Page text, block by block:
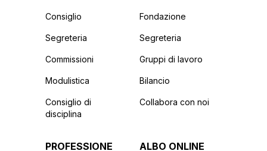
Consiglio
Segreteria
Commissioni
Modulistica
Consiglio di
disciplina
Fondazione
Segreteria
Gruppi di lavoro
Bilancio
Collabora con noi
PROFESSIONE ALBO ONLINE